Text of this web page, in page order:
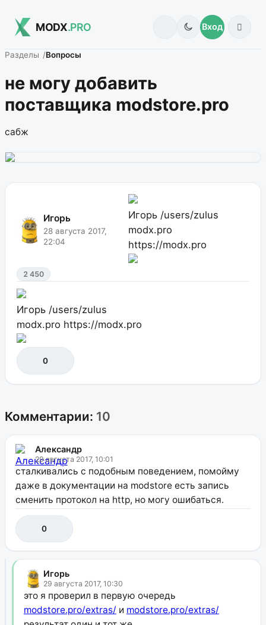
MODX.PRO Вход
Разделы Вопросы
не могу добавить
поставщика modstore.pro
сабж
Игорь
28 августа 2017,
22:04
Игорь /users/zulus
modx.pro
https://modx.pro
2 450
Игорь /users/zulus
modx.pro https://modx.pro
0
Комментарии: 10
Александр
29 августа 2017, 10:01
сталкивались с подобным поведением, помойму
даже в документации на modstore есть запись
сменить протокол на http, но могу ошибаться.
0
Игорь
29 августа 2017, 10:30
это я проверил в первую очередь
modstore.pro/extras/ и modstore.pro/extras/